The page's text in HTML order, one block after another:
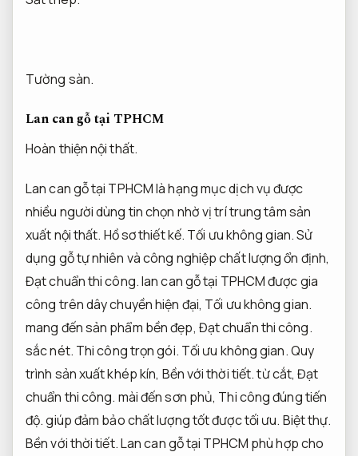
Tường sàn.
Lan can gỗ tại TPHCM
Hoàn thiện nội thất.
Lan can gỗ tại TPHCM là hạng mục dịch vụ được
nhiều người dùng tin chọn nhờ vị trí trung tâm sản
xuất nội thất. Hồ sơ thiết kế. Tối ưu không gian.Sử
dụng gỗ tự nhiên và công nghiệp chất lượng ổn định,
Đạt chuẩn thi công.lan can gỗ tại TPHCM được gia
công trên dây chuyền hiện đại, Tối ưu không gian.
mang đến sản phẩm bền đẹp, Đạt chuẩn thi công.
sắc nét. Thi công trọn gói. Tối ưu không gian.Quy
trình sản xuất khép kín, Bền với thời tiết.từ cắt,Đạt
chuẩn thi công. mài đến sơn phủ, Thi công đúng tiến
độ.giúp đảm bảo chất lượng tốt được tối ưu. Biệt thự.
Bền với thời tiết.Lan can gỗ tại TPHCM phù hợp cho